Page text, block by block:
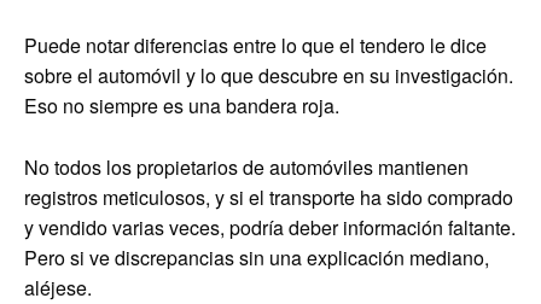
Puede notar diferencias entre lo que el tendero le dice
sobre el automóvil y lo que descubre en su investigación.
Eso no siempre es una bandera roja.
No todos los propietarios de automóviles mantienen
registros meticulosos, y si el transporte ha sido comprado
y vendido varias veces, podría deber información faltante.
Pero si ve discrepancias sin una explicación mediano,
aléjese.